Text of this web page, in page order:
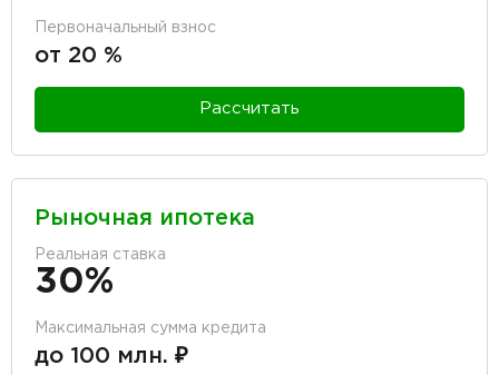
Первоначальный взнос
от 20 %
Рассчитать
Рыночная ипотека
Реальная ставка
30%
Максимальная сумма кредита
до 100 млн. ₽